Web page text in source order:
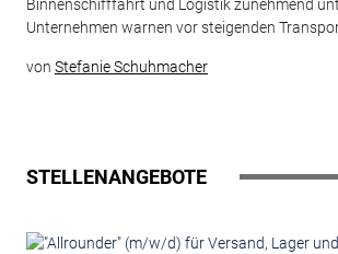
Binnenschifffahrt und Logistik zunehmend
Unternehmen warnen vor steigenden
von Stefanie Schuhmacher
STELLENANGEBOTE